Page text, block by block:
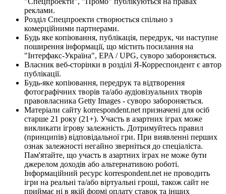
реклами.
Розділ Спецпроекти створюється спільно з
комерційними партнерами.
Будь яке копіювання, публікація, передрук, чи наступне
поширення інформації, що містить посилання на
"Інтерфакс-Україна", EPA / UPG, суворо забороняється.
Власник веб-сторінки в розділі Я-Корреспондент є автор
публікації.
Будь-яке копіювання, передрук та відтворення
фотографічних творів та/або аудіовізуальних творів
правовласника Getty Images - суворо забороняється.
Матеріали сайту korrespondent.net призначені для осіб
старше 21 року (21+). Участь в азартних іграх може
викликати ігрову залежність. Дотримуйтесь правил
(принципів) відповідальної гри. При виявленні перших
ознак залежності негайно зверніться до спеціаліста.
Пам'ятайте, що участь в азартних іграх не може бути
джерелом доходів або альтернативою роботі.
Інформаційний ресурс korrespondent.net не проводить
ігри на реальні та/або віртуальні гроші, також сайт не
приймає ні в якій формі оплату ставок та інших